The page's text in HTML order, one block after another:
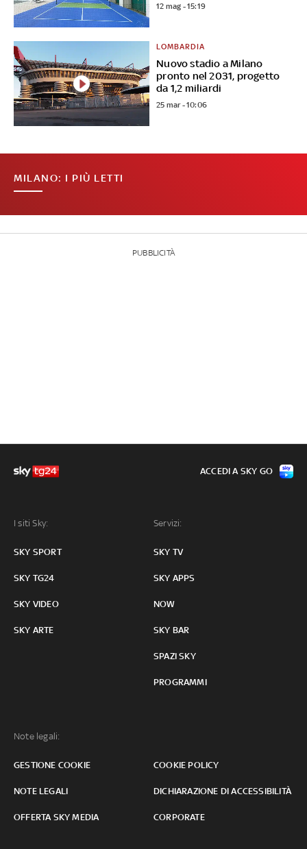
12 mag - 15:19
Nuovo stadio a Milano
pronto nel 2031, progetto
da 1,2 miliardi
LOMBARDIA
25 mar - 10:06
MILANO: I PIÙ LETTI
PUBBLICITÀ
I siti Sky:
SKY SPORT
SKY TG24
SKY VIDEO
SKY ARTE
Servizi:
SKY TV
SKY APPS
NOW
SKY BAR
SPAZI SKY
PROGRAMMI
Note legali:
GESTIONE COOKIE COOKIE POLICY
NOTE LEGALI DICHIARAZIONE DI ACCESSIBILITÀ
OFFERTA SKY MEDIA CORPORATE
ACCEDI A SKY GO